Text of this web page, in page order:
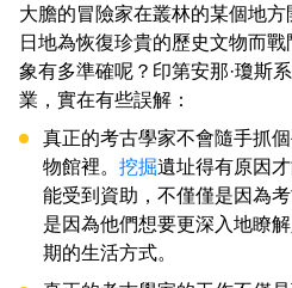
大膽的冒險家在叢林的某個地
日地為恢復珍貴的歷史文物而
象有多準確呢？印第安那·瓊斯
業，實在有些誤解：
真正的考古學家不會隨手抓
物館裡。 挖掘遺址得有原因
能受到資助，不僅僅是因為
是因為他們想要更深入地瞭
期的生活方式。